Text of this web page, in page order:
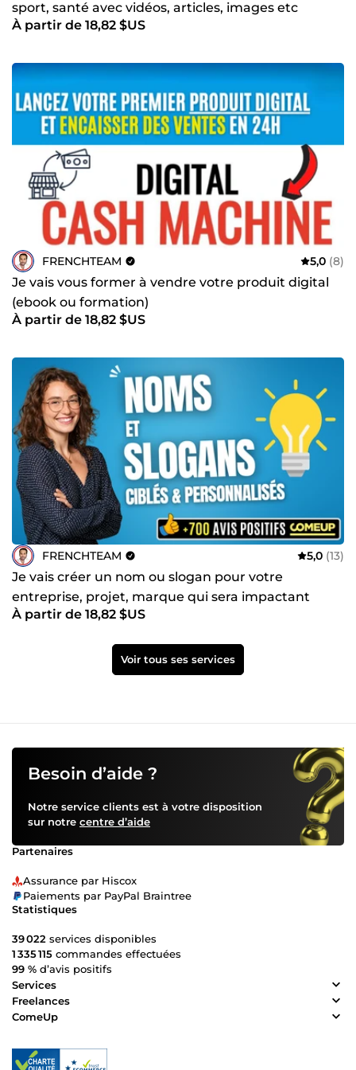
sport, santé avec vidéos, articles, images etc
À partir de 18,82 $US
FRENCHTEAM 5,0 (8)
Je vais vous former à vendre votre produit digital
(ebook ou formation)
À partir de 18,82 $US
FRENCHTEAM 5,0 (13)
Je vais créer un nom ou slogan pour votre
entreprise, projet, marque qui sera impactant
À partir de 18,82 $US
Voir tous ses services
Besoin d’aide ?
Notre service clients est à votre disposition
sur notre centre d’aide
Partenaires
Assurance par Hiscox
Paiements par PayPal Braintree
Statistiques
39 022 services disponibles
1 335 115 commandes effectuées
99 % d’avis positifs
Services
Freelances
ComeUp